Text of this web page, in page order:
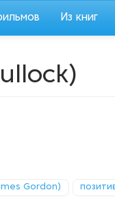
Из книг
Gordon)